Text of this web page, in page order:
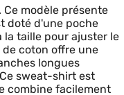
modèle présente
doté d'une poche
taille pour ajuster le
coton offre une
longues
sweat-shirt est
combine facilement